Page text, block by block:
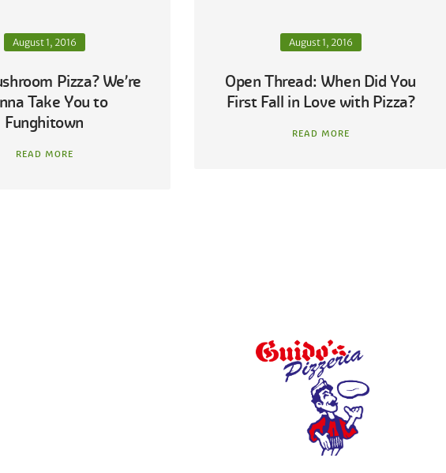
August 1, 2016
Pizza? We’re
Take You to
Funghitown
READ MORE
August 1, 2016
Open Thread: When Did You
First Fall in Love with Pizza?
READ MORE